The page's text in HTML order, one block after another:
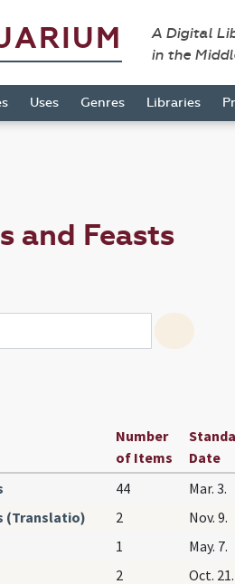
A Digital
in the
Uses Genres Libraries
and Feasts
Number
of Items
Date
44 Mar. 3.
(Translatio)
2 Nov. 9.
1 May. 7.
2 Oct. 21.